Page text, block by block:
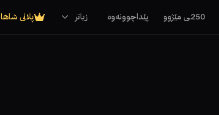
250ـی مێژوو پێداچوونەوە زیاتر پلانی